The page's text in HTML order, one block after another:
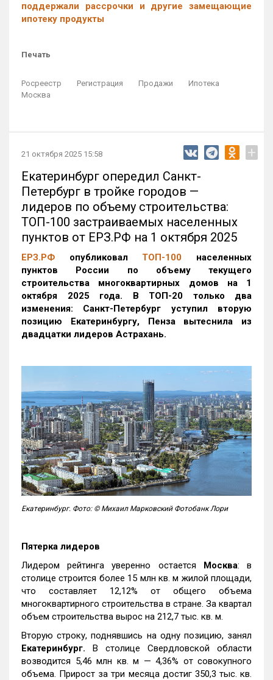
поддержали рассрочки и другие замещающие
ипотеку продукты
Печать
Росреестр Регистрация Продажи
Ипотека
Москва
21 октября 2025 15:58 +
Екатеринбург опередил Санкт-
Петербург в тройке городов —
лидеров по объему строительства:
ТОП-100 застраиваемых населенных
пунктов от ЕРЗ.РФ на 1 октября 2025
ЕРЗ.РФ опубликовал ТОП-100 населенных
пунктов России по объему текущего
строительства многоквартирных домов на 1
октября 2025 года. В ТОП-20 только два
изменения: Санкт-Петербург уступил вторую
позицию Екатеринбургу, Пенза вытеснила из
двадцатки лидеров Астрахань.
Екатеринбург. Фото: © Михаил Марковский Фотобанк Лори
Пятерка лидеров
Лидером рейтинга уверенно остается Москва: в
столице строится более 15 млн кв. м жилой площади,
что составляет 12,12% от общего объема
многоквартирного строительства в стране. За квартал
объем строительства вырос на 212,7 тыс. кв. м.
Вторую строку, поднявшись на одну позицию, занял
Екатеринбург. В столице Свердловской области
возводится 5,46 млн кв. м — 4,36% от совокупного
объема. Прирост за три месяца достиг 350,3 тыс. кв.